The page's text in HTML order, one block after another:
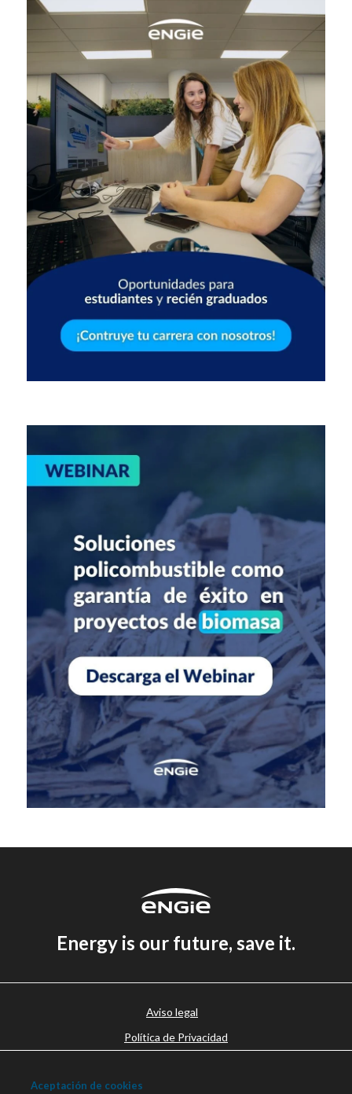
Energy is our future, save it.
Aviso legal
Política de Privacidad
Aceptación de cookies